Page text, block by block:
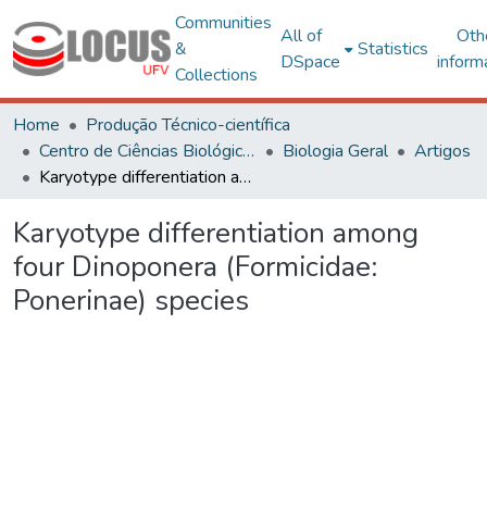
Communities
&
Collections
All of
DSpace
Statistics
Home
Produção Técnico-científica
Centro de Ciências Biológicas e da Saúde
Biologia Geral
Artigos
Karyotype differentiation among four Dinoponera (Formicidae: Ponerinae) species
Karyotype differentiation among
four Dinoponera (Formicidae:
Ponerinae) species